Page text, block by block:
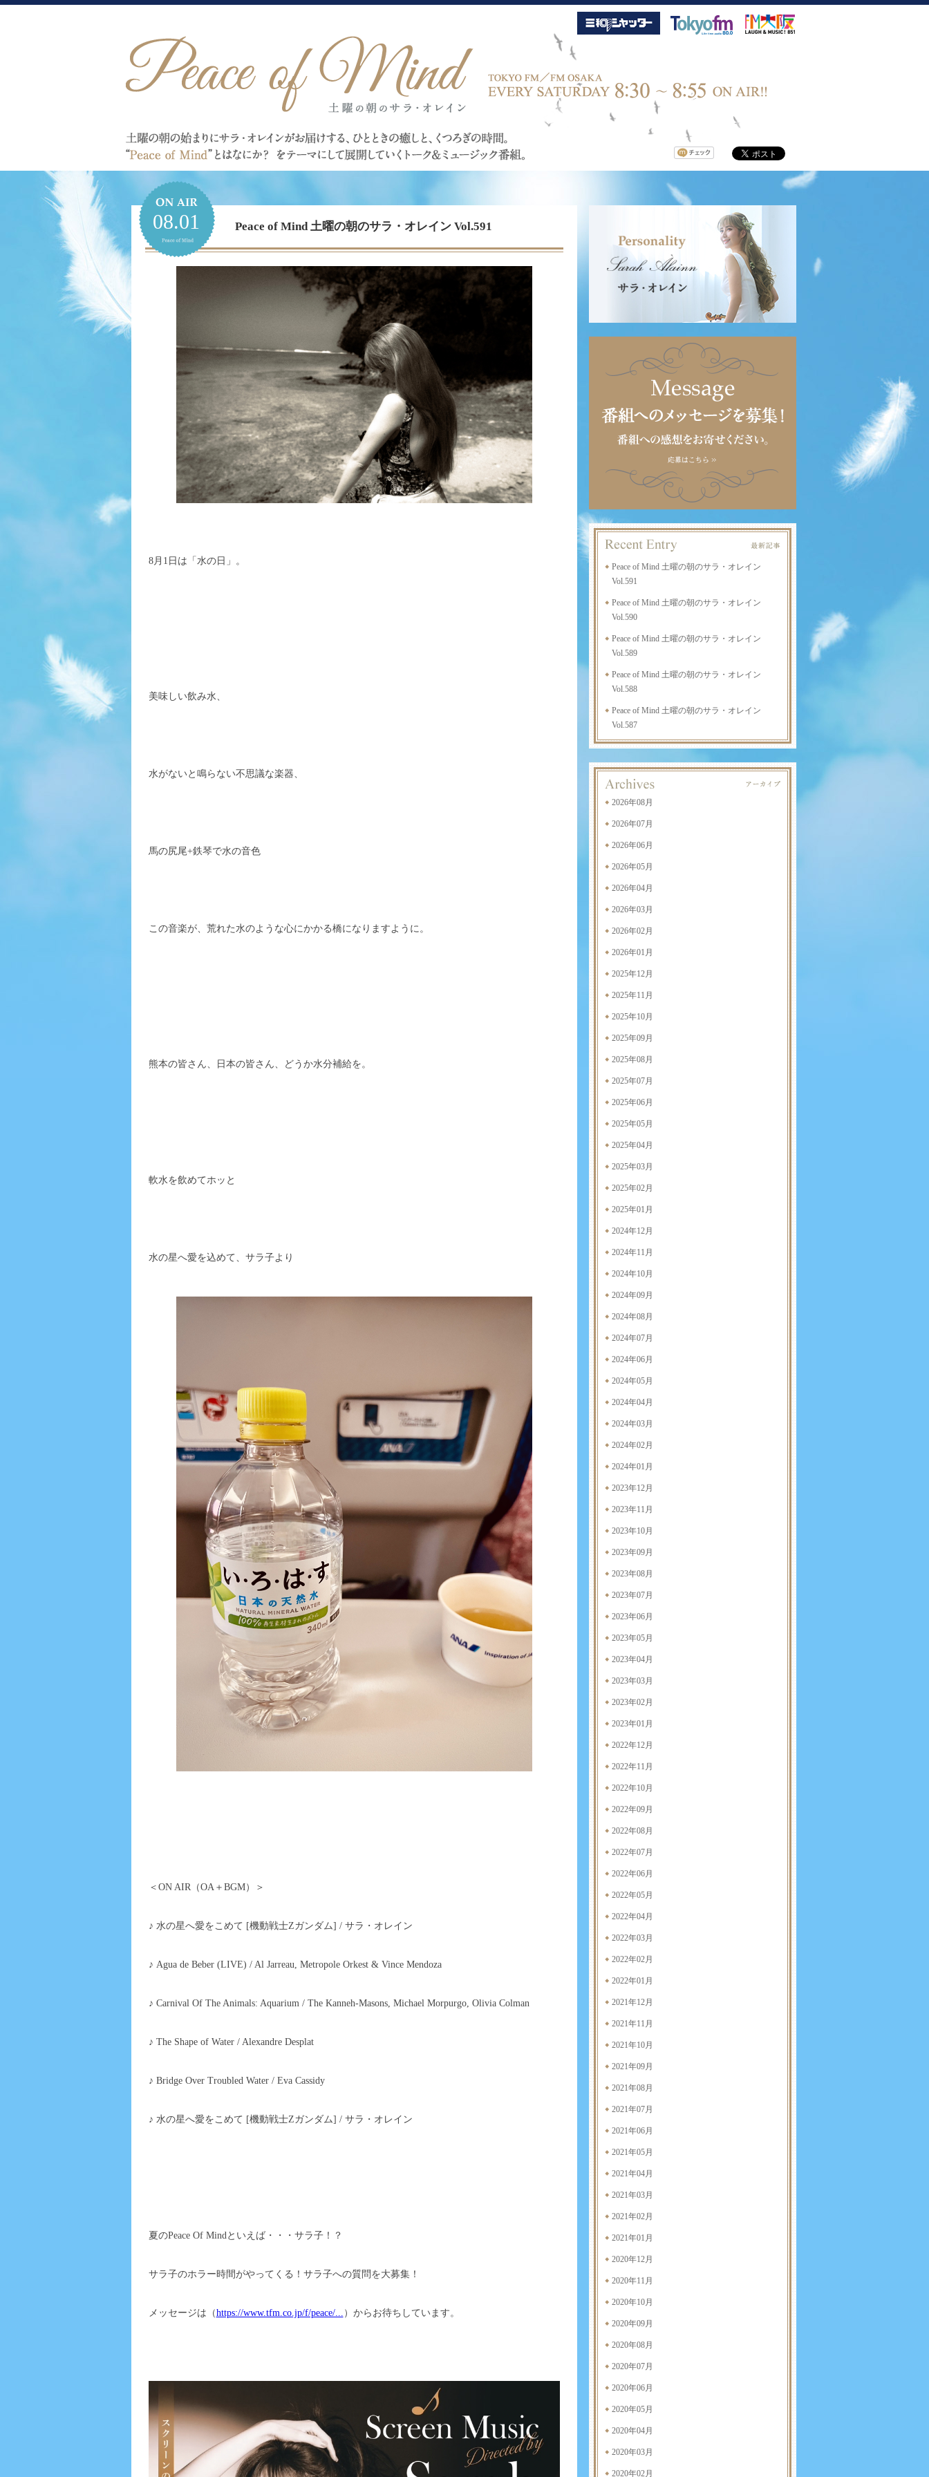
08.01 Peace of Mind 土曜の朝のサラ・オレイン Vol.591
8月1日は「水の日」。
美味しい飲み水、
水がないと鳴らない不思議な楽器、
馬の尻尾+鉄琴で水の音色
この音楽が、荒れた水のような心にかかる橋になりますように。
熊本の皆さん、日本の皆さん、どうか水分補給を。
軟水を飲めてホッと
水の星へ愛を込めて、サラ子より
＜ON AIR（OA＋BGM）＞
♪ 水の星へ愛をこめて [機動戦士Ζガンダム] / サラ・オレイン
♪ Agua de Beber (LIVE) / Al Jarreau, Metropole Orkest & Vince Mendoza
♪ Carnival Of The Animals: Aquarium / The Kanneh-Masons, Michael Morpurgo, Olivia Colman
♪ The Shape of Water / Alexandre Desplat
♪ Bridge Over Troubled Water / Eva Cassidy
♪ 水の星へ愛をこめて [機動戦士Ζガンダム] / サラ・オレイン
夏のPeace Of Mindといえば・・・サラ子！？
サラ子のホラー時間がやってくる！サラ子への質問を大募集！
メッセージは（https://www.tfm.co.jp/f/peace/... ）からお待ちしています。
Peace of Mind 土曜の朝のサラ・オレイン
Vol.591
Peace of Mind 土曜の朝のサラ・オレイン
Vol.590
Peace of Mind 土曜の朝のサラ・オレイン
Vol.589
Peace of Mind 土曜の朝のサラ・オレイン
Vol.588
Peace of Mind 土曜の朝のサラ・オレイン
Vol.587
2026年08月
2026年07月
2026年06月
2026年05月
2026年04月
2026年03月
2026年02月
2026年01月
2025年12月
2025年11月
2025年10月
2025年09月
2025年08月
2025年07月
2025年06月
2025年05月
2025年04月
2025年03月
2025年02月
2025年01月
2024年12月
2024年11月
2024年10月
2024年09月
2024年08月
2024年07月
2024年06月
2024年05月
2024年04月
2024年03月
2024年02月
2024年01月
2023年12月
2023年11月
2023年10月
2023年09月
2023年08月
2023年07月
2023年06月
2023年05月
2023年04月
2023年03月
2023年02月
2023年01月
2022年12月
2022年11月
2022年10月
2022年09月
2022年08月
2022年07月
2022年06月
2022年05月
2022年04月
2022年03月
2022年02月
2022年01月
2021年12月
2021年11月
2021年10月
2021年09月
2021年08月
2021年07月
2021年06月
2021年05月
2021年04月
2021年03月
2021年02月
2021年01月
2020年12月
2020年11月
2020年10月
2020年09月
2020年08月
2020年07月
2020年06月
2020年05月
2020年04月
2020年03月
2020年02月